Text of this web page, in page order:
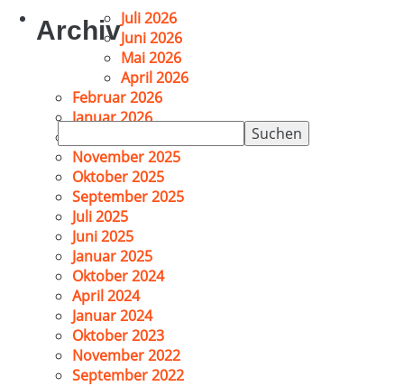
nach:
ArchivJuli 2026
Juni 2026
Mai 2026
April 2026
Februar 2026
Januar 2026
November 2025
Oktober 2025
September 2025
Juli 2025
Juni 2025
Januar 2025
Oktober 2024
April 2024
Januar 2024
Oktober 2023
November 2022
September 2022